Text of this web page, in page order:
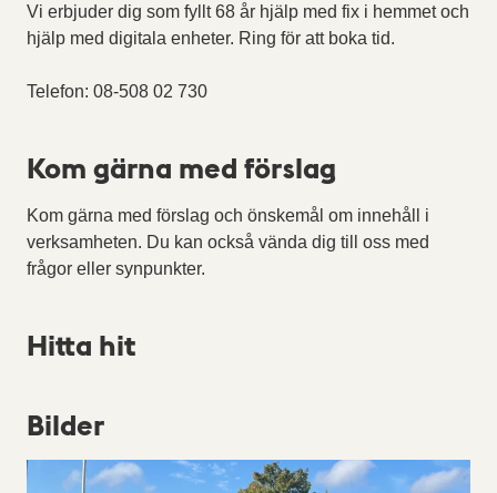
Vi erbjuder dig som fyllt 68 år hjälp med fix i hemmet och
hjälp med digitala enheter. Ring för att boka tid.
Telefon: 08-508 02 730
Kom gärna med förslag
Kom gärna med förslag och önskemål om innehåll i
verksamheten. Du kan också vända dig till oss med
frågor eller synpunkter.
Hitta hit
Bilder